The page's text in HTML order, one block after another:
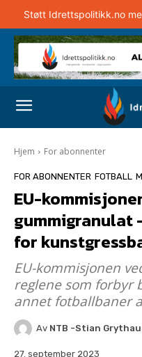
Støtt Idrettspolitikk.no
Hjem For abonnenter
FOR ABONNENTER FOTBALL
EU-
gummigranulat
for
EU-kommisjonen
reglene som forbyr
annet fotballbaner
Av NTB -Stian
27. september 2023